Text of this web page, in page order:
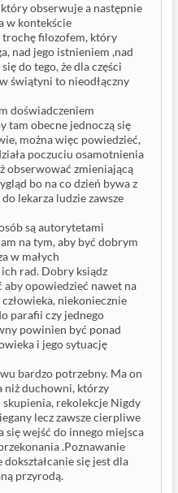
obserwuje a następnie
w kontekście
trochę filozofem, który
nad jego istnieniem ,nad
do tego, że dla części
świątyni to nieodłączny
doświadczeniem
tam obecne jednoczą się
można więc powiedzieć,
poczuciu osamotnienia
obserwować zmieniającą
bo na co dzień bywa z
lekarza ludzie zawsze
są autorytetami
na tym, aby być dobrym
w małych
rad. Dobry ksiądz
aby opowiedzieć nawet na
niekoniecznie
parafii czy jednego
powinien być ponad
i jego sytuację
bardzo potrzebny. Ma on
niż duchowni, którzy
rekolekcje Nigdy
lecz zawsze cierpliwe
się wejść do innego miejsca
.Poznawanie
się jest dla
przyrodą.